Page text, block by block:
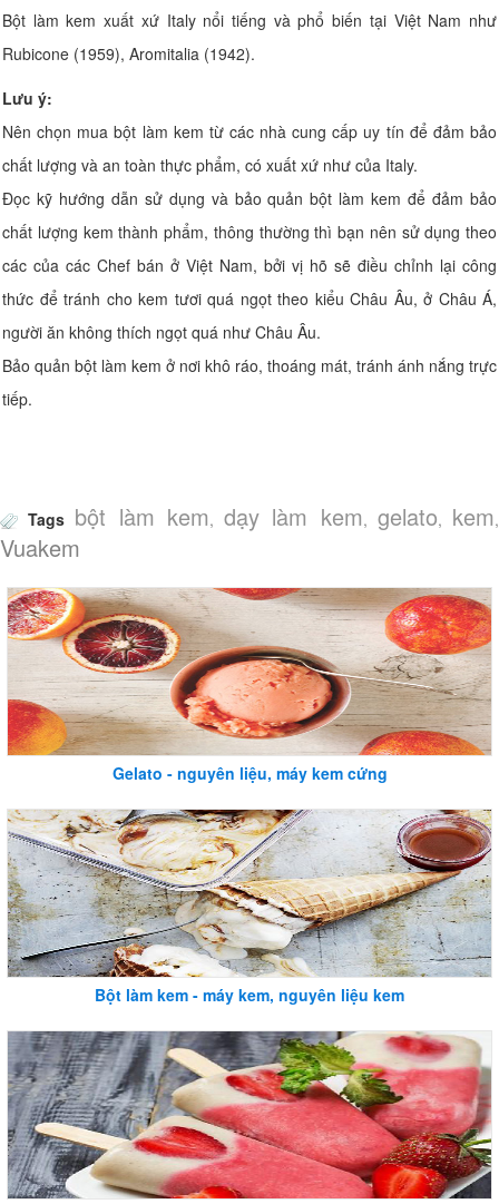
Bột làm kem xuất xứ Italy nổi tiếng và phổ biến tại Việt Nam như
Rubicone (1959), Aromitalia (1942).
Lưu ý:
Nên chọn mua bột làm kem từ các nhà cung cấp uy tín để đảm bảo
chất lượng và an toàn thực phẩm, có xuất xứ như của Italy.
Đọc kỹ hướng dẫn sử dụng và bảo quản bột làm kem để đảm bảo
chất lượng kem thành phẩm, thông thường thì bạn nên sử dụng theo
các của các Chef bán ở Việt Nam, bởi vị hõ sẽ điều chỉnh lại công
thức để tránh cho kem tươi quá ngọt theo kiểu Châu Âu, ở Châu Á,
người ăn không thích ngọt quá như Châu Âu.
Bảo quản bột làm kem ở nơi khô ráo, thoáng mát, tránh ánh nắng trực
tiếp.
Tags bột làm kem, dạy làm kem, gelato, kem,
Vuakem
Gelato - nguyên liệu, máy kem cứng
Bột làm kem - máy kem, nguyên liệu kem